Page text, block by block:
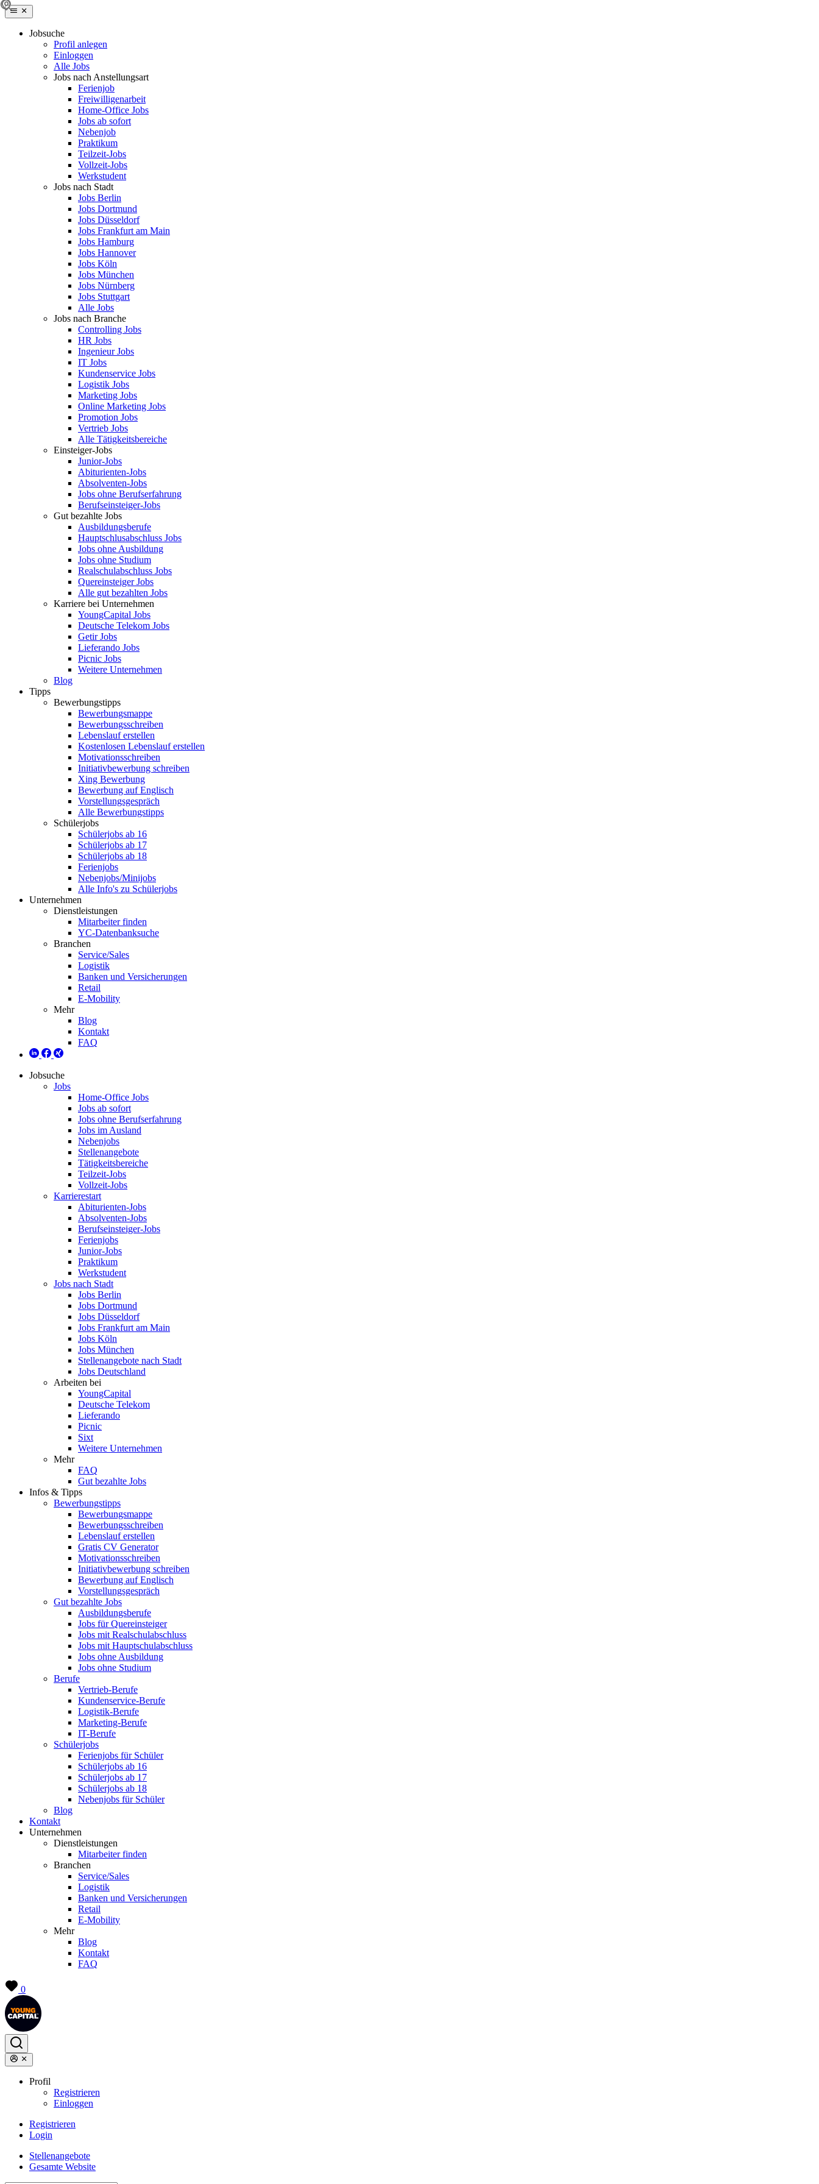
Jobsuche
Profil anlegen
Einloggen
Alle Jobs
Jobs nach Anstellungsart
Ferienjob
Freiwilligenarbeit
Home-Office Jobs
Jobs ab sofort
Nebenjob
Praktikum
Teilzeit-Jobs
Vollzeit-Jobs
Werkstudent
Jobs nach Stadt
Jobs Berlin
Jobs Dortmund
Jobs Düsseldorf
Jobs Frankfurt am Main
Jobs Hamburg
Jobs Hannover
Jobs Köln
Jobs München
Jobs Nürnberg
Jobs Stuttgart
Alle Jobs
Jobs nach Branche
Controlling Jobs
HR Jobs
Ingenieur Jobs
IT Jobs
Kundenservice Jobs
Logistik Jobs
Marketing Jobs
Online Marketing Jobs
Promotion Jobs
Vertrieb Jobs
Alle Tätigkeitsbereiche
Einsteiger-Jobs
Junior-Jobs
Abiturienten-Jobs
Absolventen-Jobs
Jobs ohne Berufserfahrung
Berufseinsteiger-Jobs
Gut bezahlte Jobs
Ausbildungsberufe
Hauptschlusabschluss Jobs
Jobs ohne Ausbildung
Jobs ohne Studium
Realschulabschluss Jobs
Quereinsteiger Jobs
Alle gut bezahlten Jobs
Karriere bei Unternehmen
YoungCapital Jobs
Deutsche Telekom Jobs
Getir Jobs
Lieferando Jobs
Picnic Jobs
Weitere Unternehmen
Blog
Tipps
Bewerbungstipps
Bewerbungsmappe
Bewerbungsschreiben
Lebenslauf erstellen
Kostenlosen Lebenslauf erstellen
Motivationsschreiben
Initiativbewerbung schreiben
Xing Bewerbung
Bewerbung auf Englisch
Vorstellungsgespräch
Alle Bewerbungstipps
Schülerjobs
Schülerjobs ab 16
Schülerjobs ab 17
Schülerjobs ab 18
Ferienjobs
Nebenjobs/Minijobs
Alle Info's zu Schülerjobs
Unternehmen
Dienstleistungen
Mitarbeiter finden
YC-Datenbanksuche
Branchen
Service/Sales
Logistik
Banken und Versicherungen
Retail
E-Mobility
Mehr
Blog
Kontakt
FAQ
Jobsuche
Jobs
Home-Office Jobs
Jobs ab sofort
Jobs ohne Berufserfahrung
Jobs im Ausland
Nebenjobs
Stellenangebote
Tätigkeitsbereiche
Teilzeit-Jobs
Vollzeit-Jobs
Karrierestart
Abiturienten-Jobs
Absolventen-Jobs
Berufseinsteiger-Jobs
Ferienjobs
Junior-Jobs
Praktikum
Werkstudent
Jobs nach Stadt
Jobs Berlin
Jobs Dortmund
Jobs Düsseldorf
Jobs Frankfurt am Main
Jobs Köln
Jobs München
Stellenangebote nach Stadt
Jobs Deutschland
Arbeiten bei
YoungCapital
Deutsche Telekom
Lieferando
Picnic
Sixt
Weitere Unternehmen
Mehr
FAQ
Gut bezahlte Jobs
Infos & Tipps
Bewerbungstipps
Bewerbungsmappe
Bewerbungsschreiben
Lebenslauf erstellen
Gratis CV Generator
Motivationsschreiben
Initiativbewerbung schreiben
Bewerbung auf Englisch
Vorstellungsgespräch
Gut bezahlte Jobs
Ausbildungsberufe
Jobs für Quereinsteiger
Jobs mit Realschulabschluss
Jobs mit Hauptschulabschluss
Jobs ohne Ausbildung
Jobs ohne Studium
Berufe
Vertrieb-Berufe
Kundenservice-Berufe
Logistik-Berufe
Marketing-Berufe
IT-Berufe
Schülerjobs
Ferienjobs für Schüler
Schülerjobs ab 16
Schülerjobs ab 17
Schülerjobs ab 18
Nebenjobs für Schüler
Blog
Kontakt
Unternehmen
Dienstleistungen
Mitarbeiter finden
Branchen
Service/Sales
Logistik
Banken und Versicherungen
Retail
E-Mobility
Mehr
Blog
Kontakt
FAQ
0
Profil
Registrieren
Einloggen
Registrieren
Login
Stellenangebote
Gesamte Website